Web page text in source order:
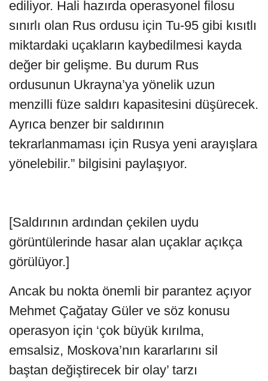
ediliyor. Hali hazırda operasyonel filosu
sınırlı olan Rus ordusu için Tu-95 gibi kısıtlı
miktardaki uçakların kaybedilmesi kayda
değer bir gelişme. Bu durum Rus
ordusunun Ukrayna’ya yönelik uzun
menzilli füze saldırı kapasitesini düşürecek.
Ayrıca benzer bir saldırının
tekrarlanmaması için Rusya yeni arayışlara
yönelebilir.” bilgisini paylaşıyor.
[Saldırının ardından çekilen uydu
görüntülerinde hasar alan uçaklar açıkça
görülüyor.]
Ancak bu nokta önemli bir parantez açıyor
Mehmet Çağatay Güler ve söz konusu
operasyon için ‘çok büyük kırılma,
emsalsiz, Moskova’nın kararlarını sil
baştan değiştirecek bir olay’ tarzı